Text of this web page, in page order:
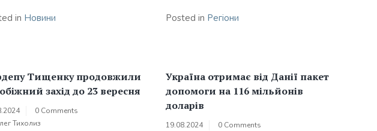
in Новини Posted in Регіони
Тищенку продовжили
захід до 23 вересня
0 Comments
Тихолиз
Україна отримає від Данії пакет
допомоги на 116 мільйонів
доларів
19.08.2024
0 Comments